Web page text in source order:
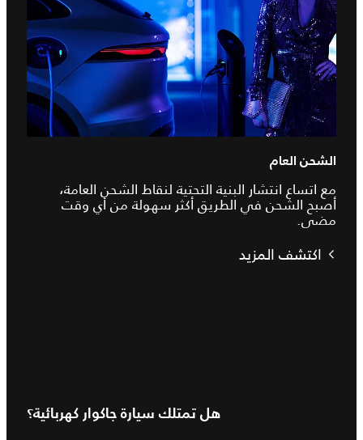
الشحن العام
مع اتساع انتشار البنية التحتية لنقاط الشحن العامة،
أصبح الشحن في الطريق أكثر سهولة من أي وقت
مضى.
اكتشف المزيد
هل تمتلك سيارة جاكوار كهربائية؟